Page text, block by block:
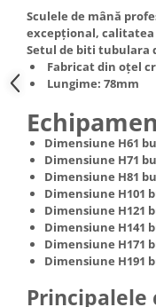
pornire
Suflante cu aer cald
Scari metalice
Scule cu acumulator
Scule pentru
Truse de scule
Truse de lipit PPR
Ventuze cu brate
Vibratoare beton
Masini de spalat vase
Masini de spalat vase
Masini de spalat vase
independente
Masini de spalat rufe
Masini de spalat rufe
Masini de spalat rufe
Masini de spalat rufe
Uscatoare de rufe
Masini de facut paine
Pachete electrocasnice
incorporabile
Sculele de mână
excepțional,
Setul de biti tubulara
Fabricat din oțel
Lungime: 78mm
Dimensiune H61
Dimensiune H71
Dimensiune H81
Dimensiune H101
Dimensiune H121
Dimensiune H141
Dimensiune H171
Dimensiune H191